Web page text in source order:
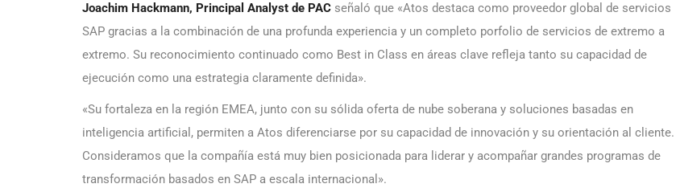
Joachim Hackmann, Principal Analyst de PAC señaló que «Atos destaca como proveedor global de servicios
SAP gracias a la combinación de una profunda experiencia y un completo porfolio de servicios de extremo a
extremo. Su reconocimiento continuado como Best in Class en áreas clave refleja tanto su capacidad de
ejecución como una estrategia claramente definida».
«Su fortaleza en la región EMEA, junto con su sólida oferta de nube soberana y soluciones basadas en
inteligencia artificial, permiten a Atos diferenciarse por su capacidad de innovación y su orientación al cliente.
Consideramos que la compañía está muy bien posicionada para liderar y acompañar grandes programas de
transformación basados en SAP a escala internacional».